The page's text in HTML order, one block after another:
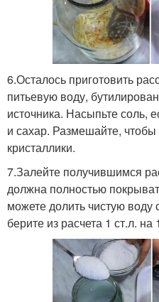
6.Осталось приготовить
питьевую воду,
источника. Насыпьте соль,
и сахар. Размешайте, чтобы
кристаллики.
7.Залейте получившимся
должна полностью
можете долить чистую воду
берите из расчета 1 ст.л. на